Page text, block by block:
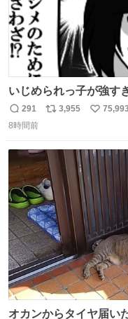
いじめられっ子が強す
返
信
291
リ
ト
数
3,955
い
数
75,993
8時間前
オカンからタイヤ届い